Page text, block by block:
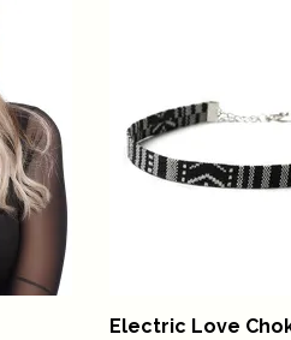
Electric Love